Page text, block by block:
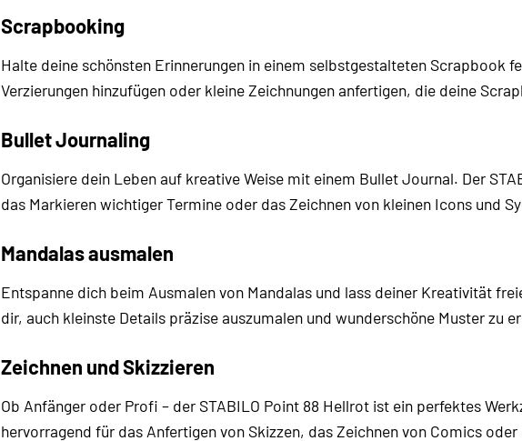
Scrapbooking
Halte deine schönsten Erinnerungen in einem selbstgestalteten Scrapbook
Verzierungen hinzufügen oder kleine Zeichnungen anfertigen, die deine
Bullet Journaling
Organisiere dein Leben auf kreative Weise mit einem Bullet Journal. Der
das Markieren wichtiger Termine oder das Zeichnen von kleinen Icons und
Mandalas ausmalen
Entspanne dich beim Ausmalen von Mandalas und lass deiner Kreativität
dir, auch kleinste Details präzise auszumalen und wunderschöne Muster zu
Zeichnen und Skizzieren
Ob Anfänger oder Profi – der STABILO Point 88 Hellrot ist ein perfektes
hervorragend für das Anfertigen von Skizzen, das Zeichnen von Comics